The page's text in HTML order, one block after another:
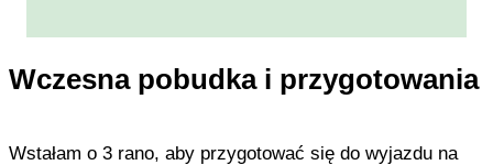
Wczesna pobudka i przygotowania
Wstałam o 3 rano, aby przygotować się do wyjazdu na